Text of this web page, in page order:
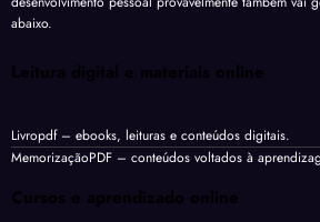
abaixo.
Leitura digital e materiais online
Livropdf– ebooks, leituras e conteúdos digitais.
MemorizaçãoPDF – conteúdos voltados à
Cursos e aprendizado online